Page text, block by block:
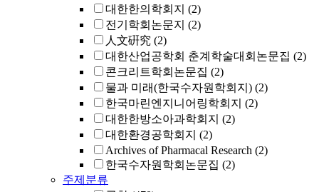
대한한의학회지 (2)
전기학회논문지 (2)
人文硏究 (2)
대한산업공학회 춘계학술대회논문집 (2)
콘크리트학회논문집 (2)
물과 미래(한국수자원학회지) (2)
한국마린엔지니어링학회지 (2)
대한한방소아과학회지 (2)
대한환경공학회지 (2)
Archives of Pharmacal Research (2)
한국수자원학회논문집 (2)
주제분류